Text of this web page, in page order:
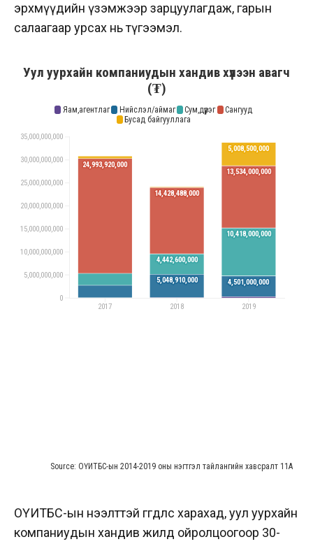
эрхмүүдийн үзэмжээр зарцуулагдаж, гарын
салаагаар урсах нь түгээмэл.
ОҮИТБС-ын нээлттэй өгөгдлөөс харахад, уул уурхайн
компаниудын хандив жилд ойролцоогоор 30-